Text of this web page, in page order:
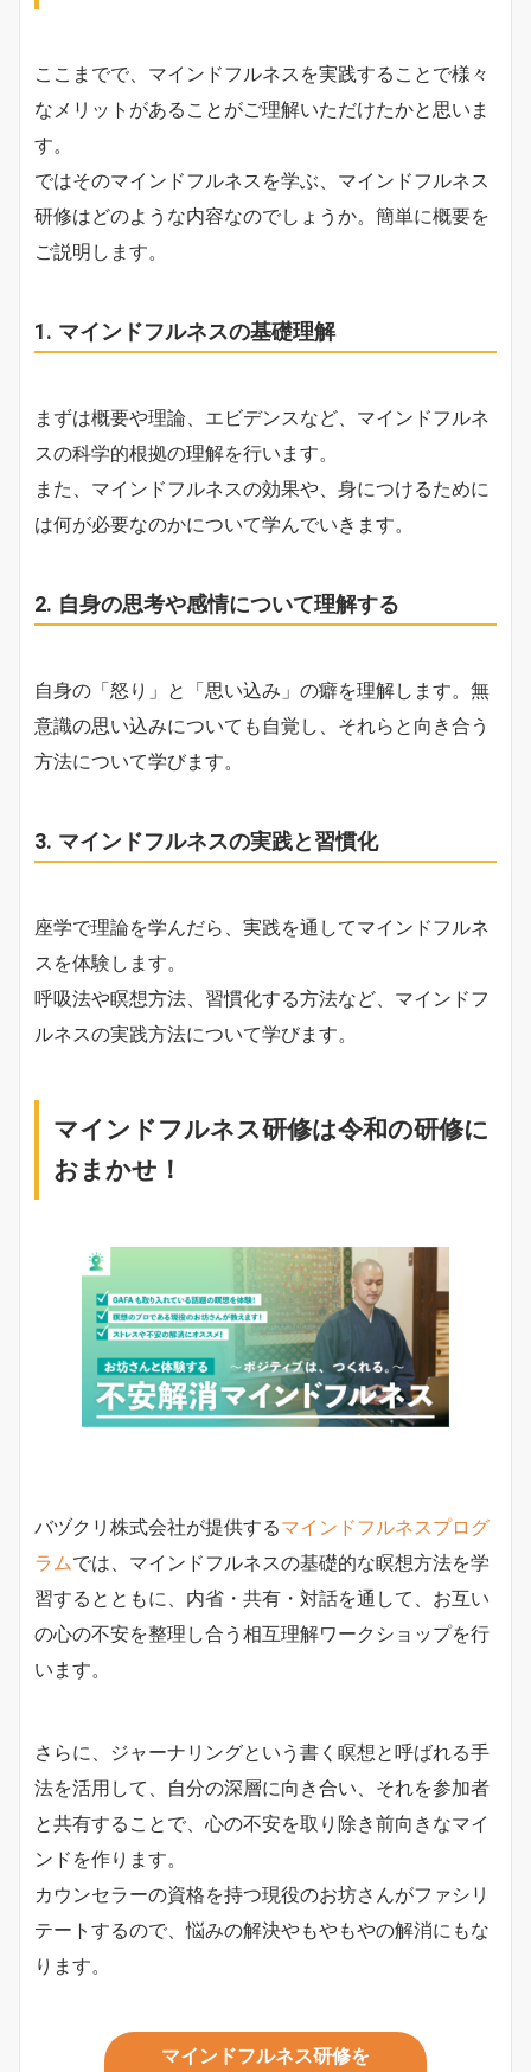
ここまでで、マインドフルネスを実践することで様々
なメリットがあることがご理解いただけたかと思いま
す。
ではそのマインドフルネスを学ぶ、マインドフルネス
研修はどのような内容なのでしょうか。簡単に概要を
ご説明します。
1. マインドフルネスの基礎理解
まずは概要や理論、エビデンスなど、マインドフルネ
スの科学的根拠の理解を行います。
また、マインドフルネスの効果や、身につけるために
は何が必要なのかについて学んでいきます。
2. 自身の思考や感情について理解する
自身の「怒り」と「思い込み」の癖を理解します。無
意識の思い込みについても自覚し、それらと向き合う
方法について学びます。
3. マインドフルネスの実践と習慣化
座学で理論を学んだら、実践を通してマインドフルネ
スを体験します。
呼吸法や瞑想方法、習慣化する方法など、マインドフ
ルネスの実践方法について学びます。
マインドフルネス研修は令和の研修に
おまかせ！
バヅクリ株式会社が提供するマインドフルネスプログ
ラムでは、マインドフルネスの基礎的な瞑想方法を学
習するとともに、内省・共有・対話を通して、お互い
の心の不安を整理し合う相互理解ワークショップを行
います。
さらに、ジャーナリングという書く瞑想と呼ばれる手
法を活用して、自分の深層に向き合い、それを参加者
と共有することで、心の不安を取り除き前向きなマイ
ンドを作ります。
カウンセラーの資格を持つ現役のお坊さんがファシリ
テートするので、悩みの解決やもやもやの解消にもな
ります。
マインドフルネス研修を